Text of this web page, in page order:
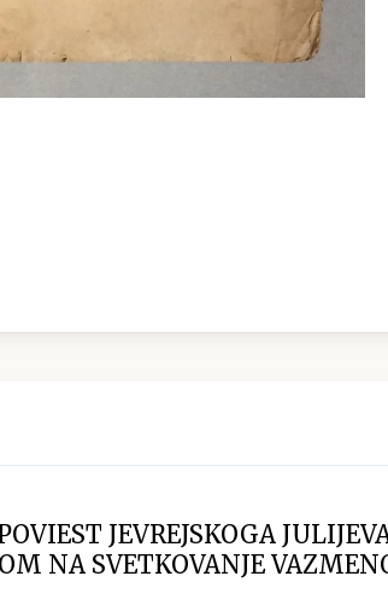
JEVREJSKOGA
NA SVETKOVANJE